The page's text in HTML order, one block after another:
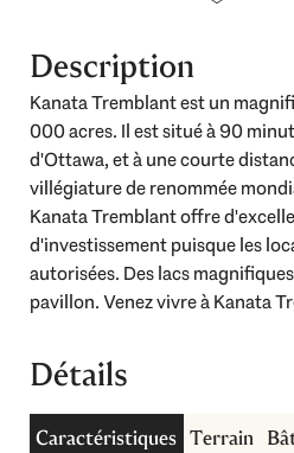
Description
Kanata Tremblant est un
000 acres. Il est situé à 90
d'Ottawa, et à une courte
villégiature de renommée
Kanata Tremblant offre
d'investissement puisque les
autorisées. Des lacs
pavillon. Venez vivre à Kanata
Détails
Caractéristiques Terrain